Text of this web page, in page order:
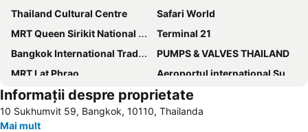
Thailand Cultural Centre
Safari World
MRT Queen Sirikit National Convention Centre
Terminal 21
Bangkok International Trade & Exhibition Centre - Bitec
PUMPS & VALVES THAILAND
MRT Lat Phrao
Aeroportul internațional Suvarnabhumi
Informații despre proprietate
10 Sukhumvit 59, Bangkok, 10110, Thailanda
Mai mult